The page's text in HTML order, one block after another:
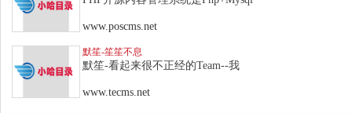
www.poscms.net
默笙-笙笙不息
默笙-看起来很不正经的Team--我
www.tecms.net